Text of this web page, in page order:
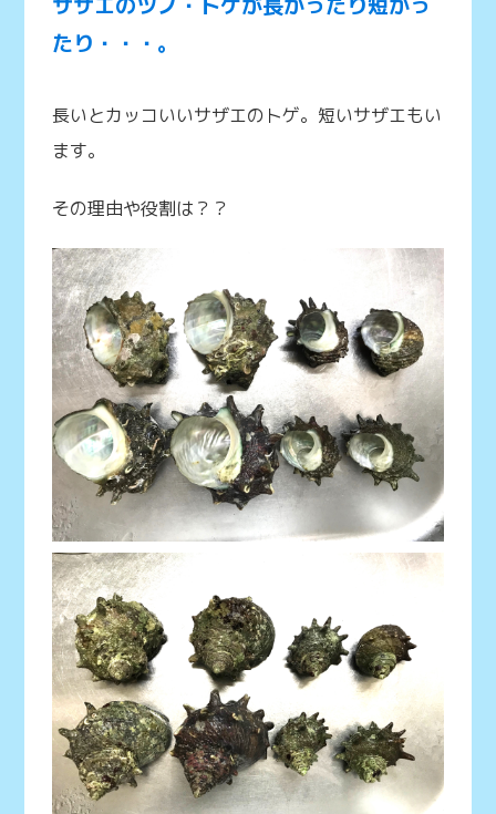
たり・・・。
長いとカッコいいサザエのトゲ。短いサザエもい
ます。
その理由や役割は？？